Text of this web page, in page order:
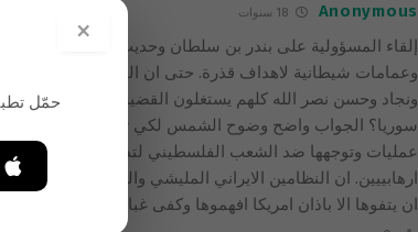
Anonymous 18 سنوات
إلقاء المسؤولية على بندر بن سلطان وحديث عن وساطة
وعمامات شيطانية لاهداف قذرة. حتى ان القضية الفلسطينية
ونجاد وحسن نصر الله كلهم يستغلون القضية لتدمير الشباب
سوريا؟ الجواب واضح وضوح الشمس لكي تعلم وتتحكم
عمليات وتوجهها ضد الشعب الفلسطيني لتدمير الشباب
ارهابييين. ان النظامين الايراني المليشي والسوري
ان يتفوها الا باذان امريكا افهموها وكفى غباء وشعارات
×
حمّل